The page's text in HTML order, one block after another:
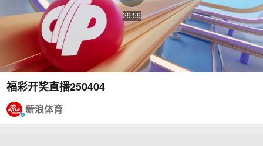
29:59
福彩开奖直播250404
新浪体育